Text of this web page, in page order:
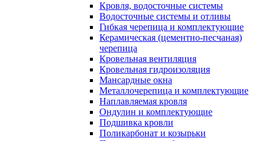
Кровля, водосточные системы
Водосточные системы и отливы
Гибкая черепица и комплектующие
Керамическая (цементно-песчаная)
черепица
Кровельная вентиляция
Кровельная гидроизоляция
Мансардные окна
Металлочерепица и комплектующие
Наплавляемая кровля
Ондулин и комплектующие
Подшивка кровли
Поликарбонат и козырьки